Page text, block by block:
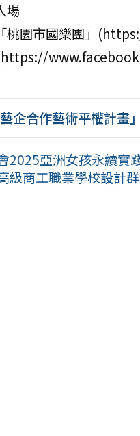
場
桃園市國樂團」
企合作藝術平權計畫
2025亞洲女孩永續實
級商工職業學校設計